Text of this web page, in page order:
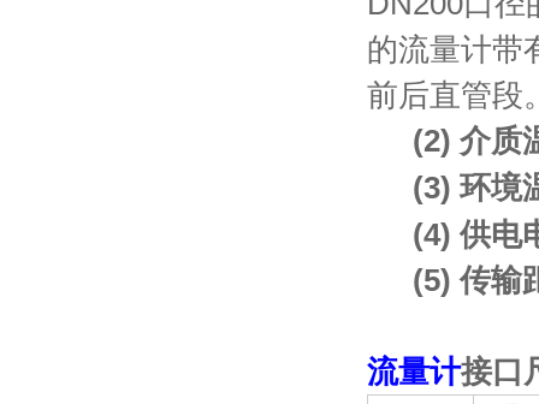
的流量计带
前后直管段
(2) 介质
(3) 环境
(4) 供电
(5) 传输
流量计接口